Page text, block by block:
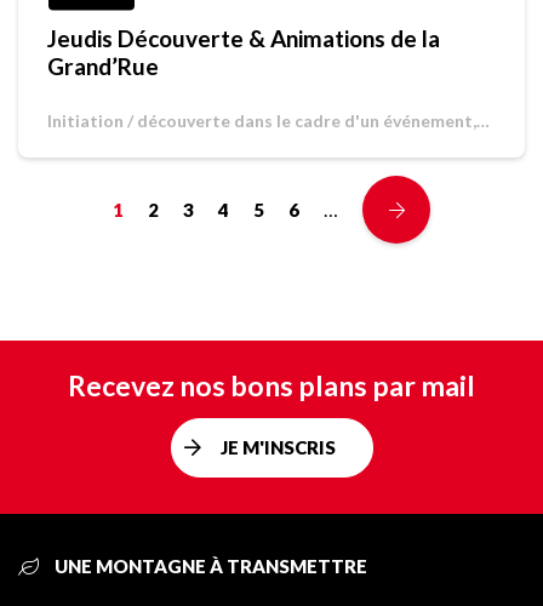
Jeudis Découverte & Animations de la
Grand’Rue
Initiation / découverte dans le cadre d'un événement,
1 2 3 4 5 6 …
Recevez nos bons plans par mail
JE M'INSCRIS
UNE MONTAGNE À TRANSMETTRE